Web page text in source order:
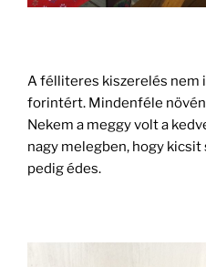
A félliteres kiszerelés nem
forintért. Mindenféle
Nekem a meggy volt a
nagy melegben, hogy kicsit
pedig édes.